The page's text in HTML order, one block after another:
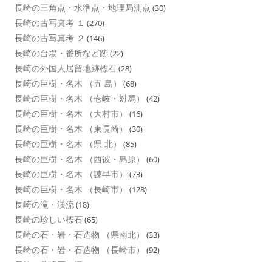
長崎の三角点・水準点・地理局測点 (30)
長崎の古写真考 １ (270)
長崎の古写真考 ２ (146)
長崎の台場・番所など跡(22)
長崎の外国人居留地跡標石(28)
長崎の巨樹・名木 （五 島） (68)
長崎の巨樹・名木 （壱岐・対馬） (42)
長崎の巨樹・名木 （大村市） (16)
長崎の巨樹・名木 （東長崎） (30)
長崎の巨樹・名木 （県 北） (85)
長崎の巨樹・名木 （西彼・島原） (60)
長崎の巨樹・名木 （諌早市） (73)
長崎の巨樹・名木 （長崎市） (128)
長崎の滝・渓流(18)
長崎の珍しい標石(65)
長崎の石・岩・石造物 （県南北） (33)
長崎の石・岩・石造物 （長崎市） (92)